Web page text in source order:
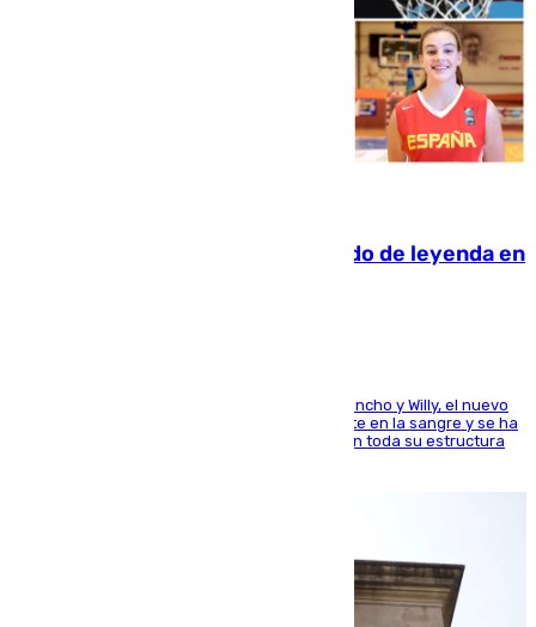
La familia Hernangómez: un legado de leyenda en
Desde los padres hasta la hermana junto a Francho y Willy, el nuevo
jugador del Unicaja lleva este magnífico deporte en la sangre y se ha
ido inculcando de generación en generación en toda su estructura